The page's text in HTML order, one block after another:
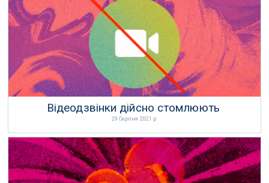
Відеодзвінки дійсно стомлюють
29 Серпня 2021 р.